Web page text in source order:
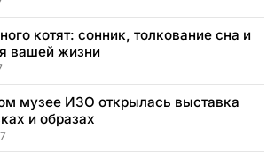
котят: сонник, толкование сна и
вашей жизни
музее ИЗО открылась выставка
и образах